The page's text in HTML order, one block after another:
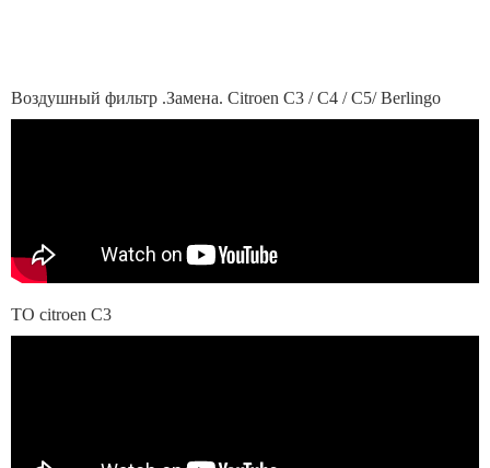
Воздушный фильтр .Замена. Citroen C3 / C4 / C5/ Berlingo
ТО citroen C3